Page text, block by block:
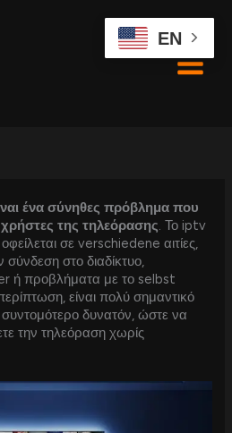
ένα σύνηθες πρόβλημα που
της τηλεόρασης. Το iptv
σε verschiedene αιτίες,
στο διαδίκτυο,
ή προβλήματα με το selbst
είναι πολύ σημαντικό
δυνατόν, ώστε να
την τηλεόραση χωρίς
EN